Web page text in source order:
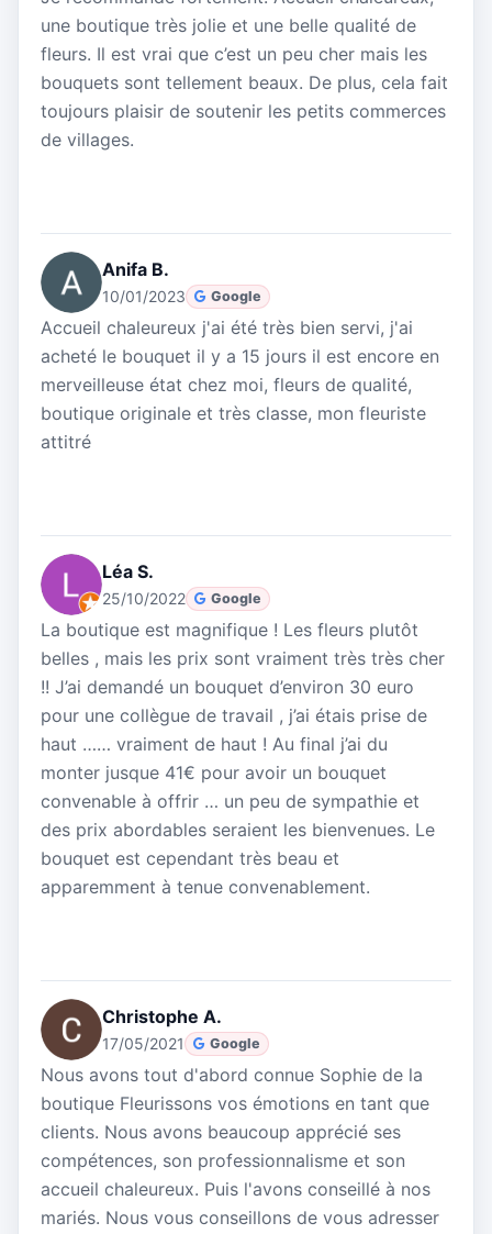
une boutique très jolie et une belle qualité de
fleurs. Il est vrai que c’est un peu cher mais les
bouquets sont tellement beaux. De plus, cela fait
toujours plaisir de soutenir les petits commerces
de villages.
Anifa B.
10/01/2023 Google
Accueil chaleureux j'ai été très bien servi, j'ai
acheté le bouquet il y a 15 jours il est encore en
merveilleuse état chez moi, fleurs de qualité,
boutique originale et très classe, mon fleuriste
attitré
Léa S.
25/10/2022 Google
La boutique est magnifique ! Les fleurs plutôt
belles , mais les prix sont vraiment très très cher
!! J’ai demandé un bouquet d’environ 30 euro
pour une collègue de travail , j’ai étais prise de
haut …… vraiment de haut ! Au final j’ai du
monter jusque 41€ pour avoir un bouquet
convenable à offrir … un peu de sympathie et
des prix abordables seraient les bienvenues. Le
bouquet est cependant très beau et
apparemment à tenue convenablement.
Christophe A.
17/05/2021 Google
Nous avons tout d'abord connue Sophie de la
boutique Fleurissons vos émotions en tant que
clients. Nous avons beaucoup apprécié ses
compétences, son professionnalisme et son
accueil chaleureux. Puis l'avons conseillé à nos
mariés. Nous vous conseillons de vous adresser